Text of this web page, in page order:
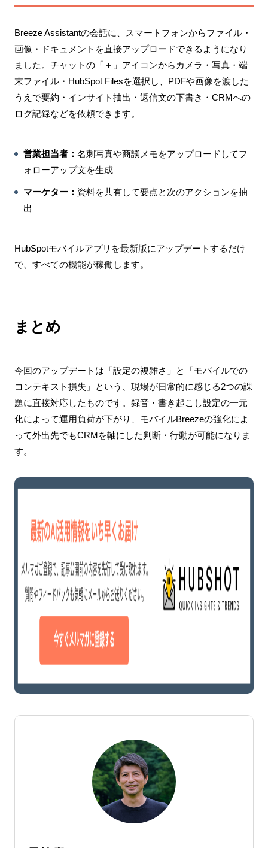
Breeze Assistantの会話に、スマートフォンからファイル・
画像・ドキュメントを直接アップロードできるようになり
ました。チャットの「＋」アイコンからカメラ・写真・端
末ファイル・HubSpot Filesを選択し、PDFや画像を渡した
うえで要約・インサイト抽出・返信文の下書き・CRMへの
ログ記録などを依頼できます。
営業担当者： 名刺写真や商談メモをアップロードしてフ
ォローアップ文を生成
マーケター： 資料を共有して要点と次のアクションを抽
出
HubSpotモバイルアプリを最新版にアップデートするだけ
で、すべての機能が稼働します。
まとめ
今回のアップデートは「設定の複雑さ」と「モバイルでの
コンテキスト損失」という、現場が日常的に感じる2つの課
題に直接対応したものです。録音・書き起こし設定の一元
化によって運用負荷が下がり、モバイルBreezeの強化によ
って外出先でもCRMを軸にした判断・行動が可能になりま
す。